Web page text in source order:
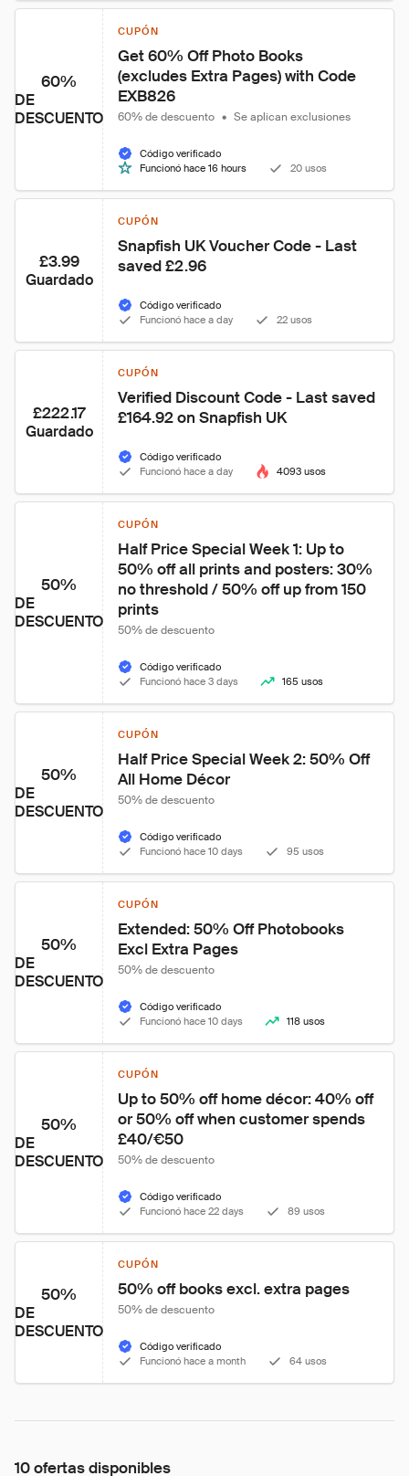
60%
DE
DESCUENTO
CUPÓN
Get 60% Off Photo Books
(excludes Extra Pages) with Code
EXB826
60% de descuento • Se aplican exclusiones
Código verificado
Funcionó hace 16 hours
20 usos
£3.99
Guardado
CUPÓN
Snapfish UK Voucher Code - Last
saved £2.96
Código verificado
Funcionó hace a day
22 usos
£222.17
Guardado
CUPÓN
Verified Discount Code - Last saved
£164.92 on Snapfish UK
Código verificado
Funcionó hace a day
4093 usos
50%
DE
DESCUENTO
CUPÓN
Half Price Special Week 1: Up to
50% off all prints and posters: 30%
no threshold / 50% off up from 150
prints
50% de descuento
Código verificado
Funcionó hace 3 days
165 usos
50%
DE
DESCUENTO
CUPÓN
Half Price Special Week 2: 50% Off
All Home Décor
50% de descuento
Código verificado
Funcionó hace 10 days
95 usos
50%
DE
DESCUENTO
CUPÓN
Extended: 50% Off Photobooks
Excl Extra Pages
50% de descuento
Código verificado
Funcionó hace 10 days
118 usos
50%
DE
DESCUENTO
CUPÓN
Up to 50% off home décor: 40% off
or 50% off when customer spends
£40/€50
50% de descuento
Código verificado
Funcionó hace 22 days
89 usos
50%
DE
DESCUENTO
CUPÓN
50% off books excl. extra pages
50% de descuento
Código verificado
Funcionó hace a month
64 usos
10 ofertas disponibles